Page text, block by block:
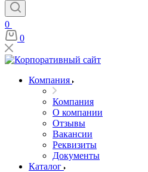
0
0
Компания
Компания
О компании
Отзывы
Вакансии
Реквизиты
Документы
Каталог